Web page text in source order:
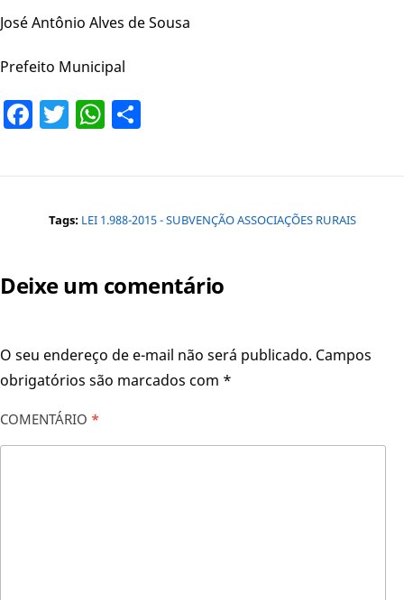
José Antônio Alves de Sousa
Prefeito Municipal
Facebook
TwitterWhatsApp
Tags: LEI 1.988-2015 - SUBVENÇÃO ASSOCIAÇÕES RURAIS
Deixe um comentário
O seu endereço de e-mail não será publicado. Campos
obrigatórios são marcados com *
COMENTÁRIO *